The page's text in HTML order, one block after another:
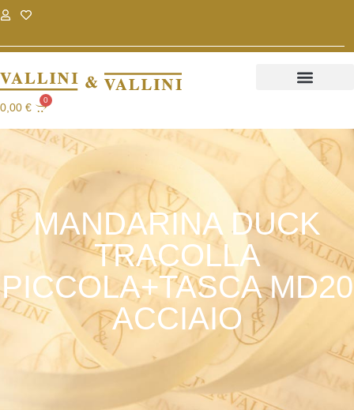
0,00 €
0
MANDARINA DUCK
TRACOLLA
PICCOLA+TASCA MD20
ACCIAIO